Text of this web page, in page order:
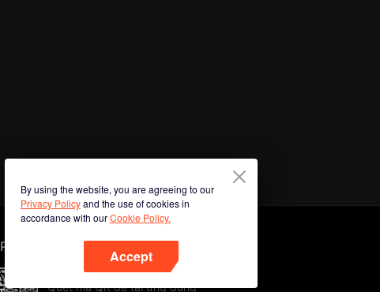
By using the website, you are agreeing to our
Privacy Policyand the use of cookies in
accordance with ourCookie Policy.
Accept
Phone
Quét mã QR để tải ứng dụng